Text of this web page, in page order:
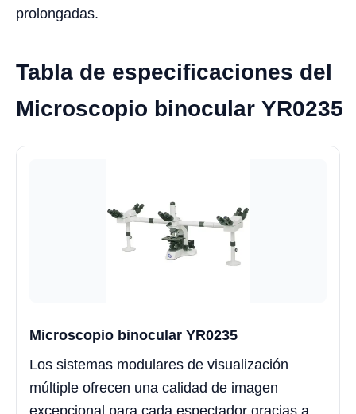
prolongadas.
Tabla de especificaciones del
Microscopio binocular YR0235
Microscopio binocular YR0235
Los sistemas modulares de visualización
múltiple ofrecen una calidad de imagen